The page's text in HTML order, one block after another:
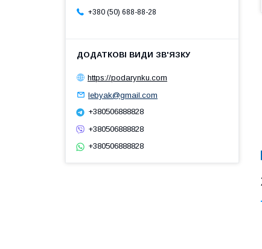
+380 (50) 688-88-28
https://podarynku.com
lebyak@gmail.com
+380506888828
+380506888828
+380506888828